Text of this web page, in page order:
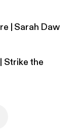
| Sarah Daw
Strike the